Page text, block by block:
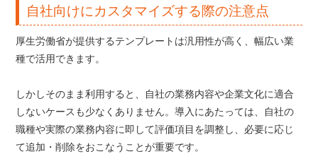
自社向けにカスタマイズする際の注意点
厚生労働省が提供するテンプレートは汎用性が高く、幅広い業
種で活用できます。
しかしそのまま利用すると、自社の業務内容や企業文化に適合
しないケースも少なくありません。導入にあたっては、自社の
職種や実際の業務内容に即して評価項目を調整し、必要に応じ
て追加・削除をおこなうことが重要です。